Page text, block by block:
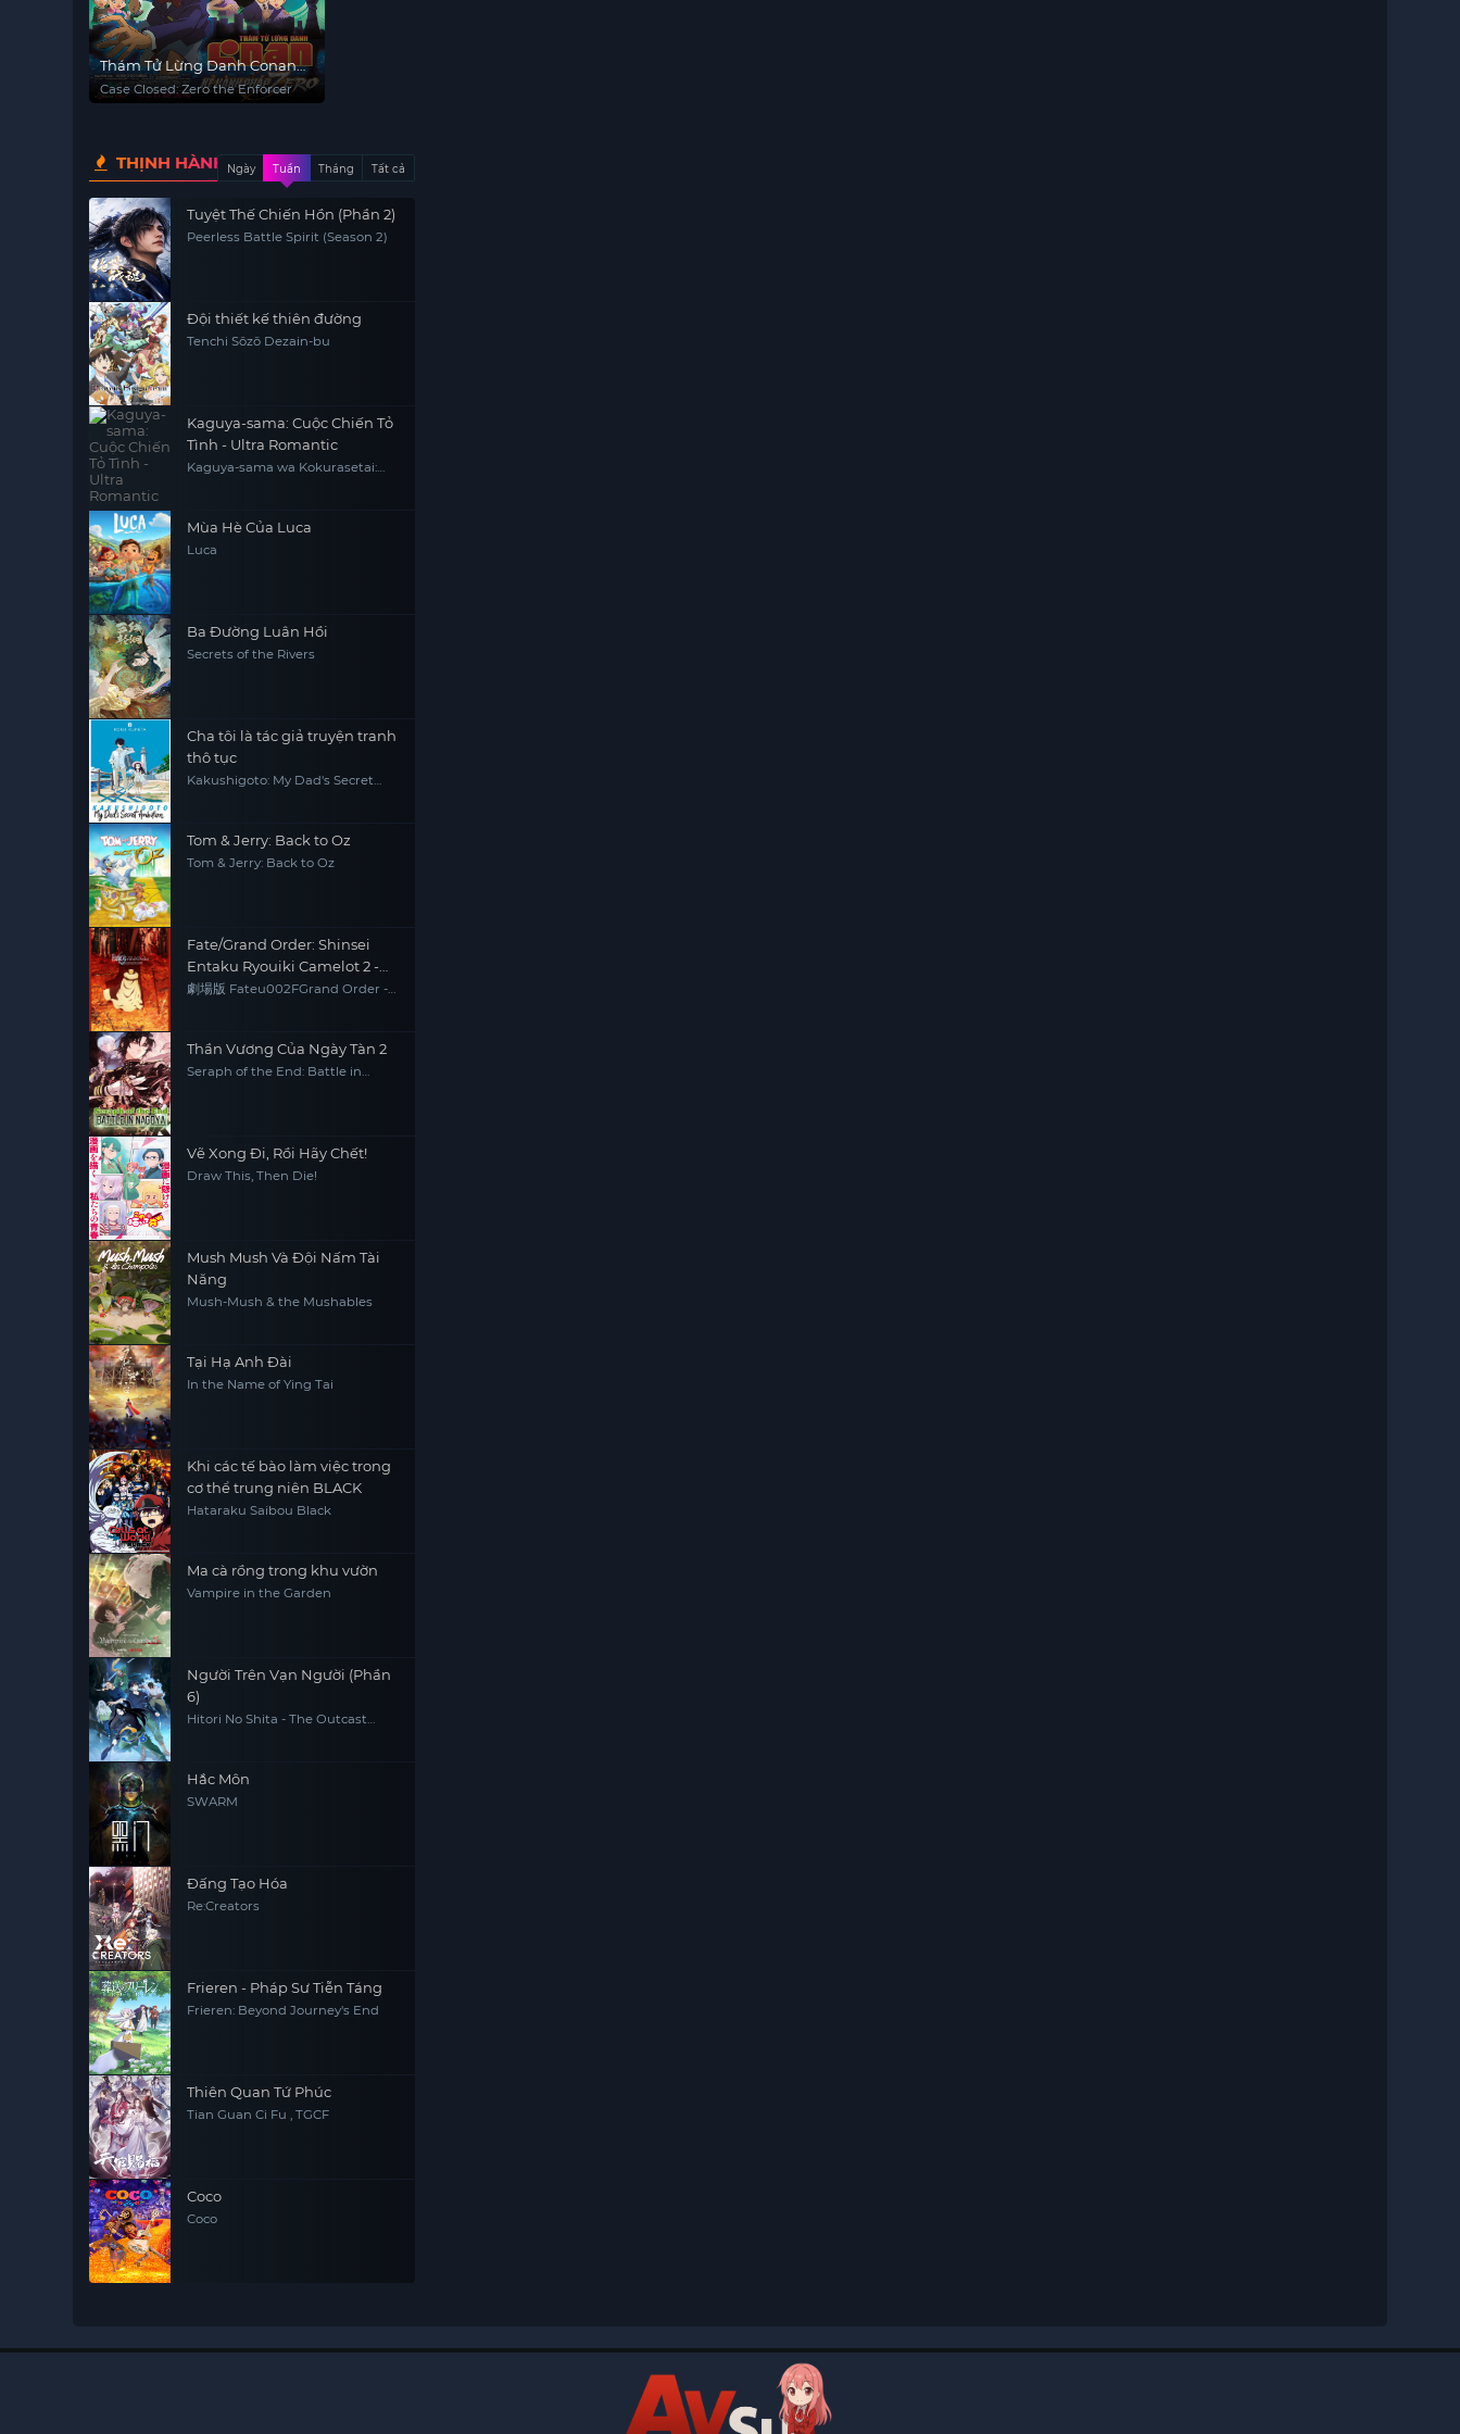
Thám Tử Lừng Danh Conan
22: Kẻ Hành Pháp Zero
Case Closed: Zero the Enforcer
THỊNH HÀNHNgày Tuần Tháng Tất cả
Tuyệt Thế Chiến Hồn (Phần 2)
Peerless Battle Spirit (Season 2)
Đội thiết kế thiên đường
Tenchi Sōzō Dezain-bu
Kaguya-sama: Cuộc Chiến Tỏ
Tình - Ultra Romantic
Kaguya-sama wa Kokurasetai:
Mùa Hè Của Luca
Luca
Ba Đường Luân Hồi
Secrets of the Rivers
Cha tôi là tác giả truyện tranh
thô tục
Kakushigoto: My Dad's Secret
Tom & Jerry: Back to Oz
Tom & Jerry: Back to Oz
Fate/Grand Order: Shinsei
Entaku Ryouiki Camelot 2 -
Paladin; Agateram
劇場版 Fateu002FGrand Order -
Thần Vương Của Ngày Tàn 2
Seraph of the End: Battle in
Vẽ Xong Đi, Rồi Hãy Chết!
Draw This, Then Die!
Mush Mush Và Đội Nấm Tài
Năng
Mush-Mush & the Mushables
Tại Hạ Anh Đài
In the Name of Ying Tai
Khi các tế bào làm việc trong
cơ thể trung niên BLACK
Hataraku Saibou Black
Ma cà rồng trong khu vườn
Vampire in the Garden
Người Trên Vạn Người (Phần
6)
Hitori No Shita - The Outcast
Hắc Môn
SWARM
Đấng Tạo Hóa
Re:Creators
Frieren - Pháp Sư Tiễn Táng
Frieren: Beyond Journey's End
Thiên Quan Tứ Phúc
Tian Guan Ci Fu , TGCF
Coco
Coco